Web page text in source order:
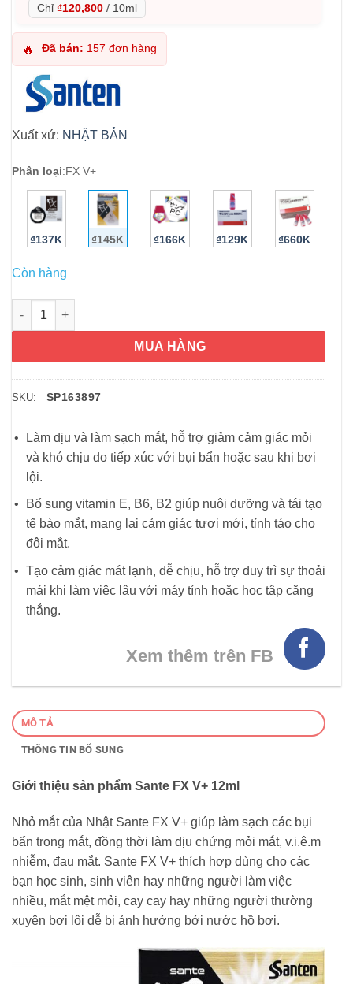
Chỉ ₫120,800 / 10ml
🔥 Đã bán: 157 đơn hàng
Xuất xứ: NHẬT BẢN
Phân loại:FX V+
₫137K ₫145K ₫166K ₫129K ₫660K
Còn hàng
Nước nhỏ mắt Sante FX V+ 12ml màu vàng số lượng
MUA HÀNG
SKU: SP163897
Làm dịu và làm sạch mắt, hỗ trợ giảm cảm giác mỏi
và khó chịu do tiếp xúc với bụi bẩn hoặc sau khi bơi
lội.
Bổ sung vitamin E, B6, B2 giúp nuôi dưỡng và tái tạo
tế bào mắt, mang lại cảm giác tươi mới, tỉnh táo cho
đôi mắt.
Tạo cảm giác mát lạnh, dễ chịu, hỗ trợ duy trì sự thoải
mái khi làm việc lâu với máy tính hoặc học tập căng
thẳng.
Xem thêm trên FB
MÔ TẢ
THÔNG TIN BỔ SUNG
Giới thiệu sản phẩm Sante FX V+ 12ml
Nhỏ mắt của Nhật Sante FX V+ giúp làm sạch các bụi
bẩn trong mắt, đồng thời làm dịu chứng mỏi mắt, v.i.ê.m
nhiễm, đau mắt. Sante FX V+ thích hợp dùng cho các
bạn học sinh, sinh viên hay những người làm việc
nhiều, mắt mệt mỏi, cay cay hay những người thường
xuyên bơi lội dễ bị ảnh hưởng bởi nước hồ bơi.